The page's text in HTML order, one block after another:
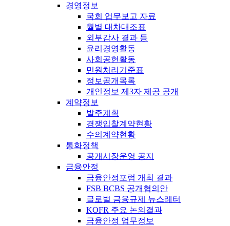
경영정보
국회 업무보고 자료
월별 대차대조표
외부감사 결과 등
윤리경영활동
사회공헌활동
민원처리기준표
정보공개목록
개인정보 제3자 제공 공개
계약정보
발주계획
경쟁입찰계약현황
수의계약현황
통화정책
공개시장운영 공지
금융안정
금융안정포럼 개최 결과
FSB BCBS 공개협의안
글로벌 금융규제 뉴스레터
KOFR 주요 논의결과
금융안정 업무정보